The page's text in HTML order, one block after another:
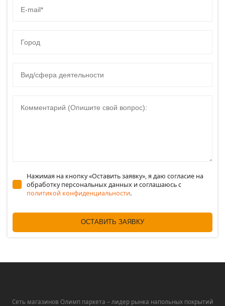
Нажимая на кнопку «Оставить заявку», я даю согласие на
обработку персональных данных и соглашаюсь c
политикой конфиденциальности.
ОСТАВИТЬ ЗАЯВКУ
Сеть магазинов Олимп паркета – лидер рынка напольных покрытий